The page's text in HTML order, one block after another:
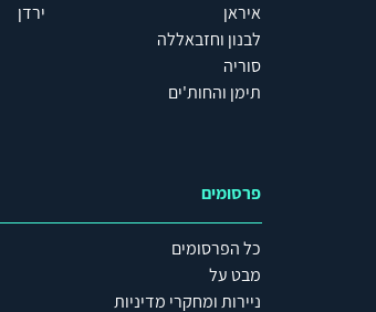
איראן
לבנון וחזבאללה
סוריה
תימן והחות'ים
ירדן
פרסומים
כל הפרסומים
מבט על
ניירות ומחקרי מדיניות